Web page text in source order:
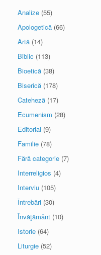
Analize (55)
Apologetică (66)
Artă (14)
Biblic (113)
Bioetică (38)
Biserică (178)
Cateheză (17)
Ecumenism (28)
Editorial (9)
Familie (78)
Fără categorie (7)
Interreligios (4)
Interviu (105)
Întrebări (30)
Învăţământ (10)
Istorie (64)
Liturgie (52)